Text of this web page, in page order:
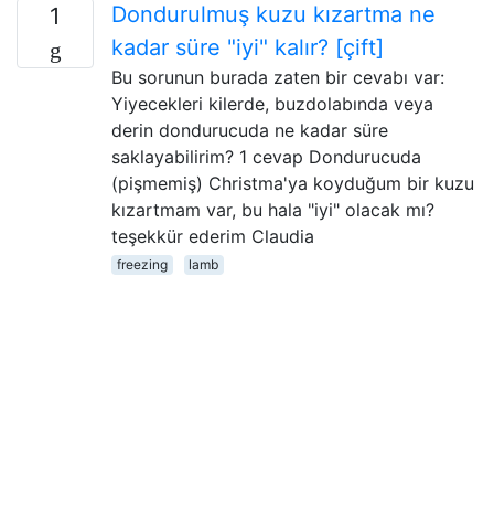
1
Dondurulmuş kuzu kızartma ne
kadar süre "iyi" kalır? [çift]
Bu sorunun burada zaten bir cevabı var:
Yiyecekleri kilerde, buzdolabında veya
derin dondurucuda ne kadar süre
saklayabilirim? 1 cevap Dondurucuda
(pişmemiş) Christma'ya koyduğum bir kuzu
kızartmam var, bu hala "iyi" olacak mı?
teşekkür ederim Claudia
freezing lamb